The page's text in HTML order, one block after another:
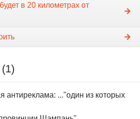
в 20 километрах от
антиреклама: ..."один из которых